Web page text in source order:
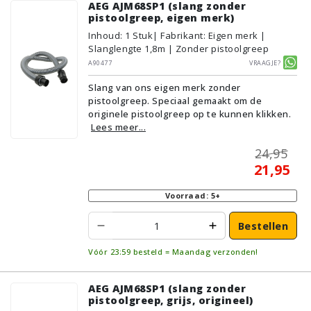
AEG AJM68SP1 (slang zonder
pistoolgreep, eigen merk)
Inhoud: 1 Stuk| Fabrikant: Eigen merk |
Slanglengte 1,8m | Zonder pistoolgreep
A90477
Vraagje?
Slang van ons eigen merk zonder
pistoolgreep. Speciaal gemaakt om de
originele pistoolgreep op te kunnen klikken.
Lees meer...
24,95
21,95
Voorraad: 5+
Bestellen
Vóór 23:59 besteld = Maandag verzonden!
AEG AJM68SP1 (slang zonder
pistoolgreep, grijs, origineel)